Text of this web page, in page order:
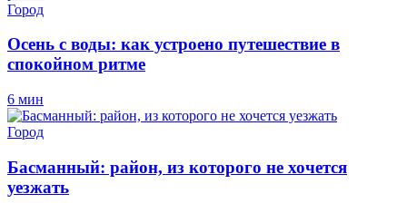
Город
Осень с воды: как устроено путешествие в
спокойном ритме
6 мин
Город
Басманный: район, из которого не хочется
уезжать